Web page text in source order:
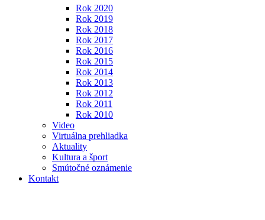
Rok 2020
Rok 2019
Rok 2018
Rok 2017
Rok 2016
Rok 2015
Rok 2014
Rok 2013
Rok 2012
Rok 2011
Rok 2010
Video
Virtuálna prehliadka
Aktuality
Kultura a šport
Smútočné oznámenie
Kontakt